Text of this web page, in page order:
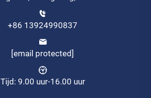
+86 13924990837
[email protected]
Tijd: 9.00 uur-16.00 uur